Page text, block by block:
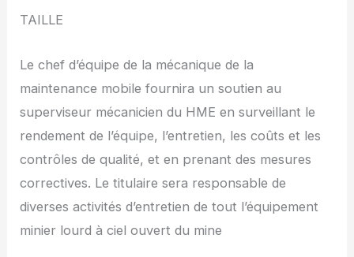
TAILLE
Le chef d’équipe de la mécanique de la
maintenance mobile fournira un soutien au
superviseur mécanicien du HME en surveillant le
rendement de l’équipe, l’entretien, les coûts et les
contrôles de qualité, et en prenant des mesures
correctives. Le titulaire sera responsable de
diverses activités d’entretien de tout l’équipement
minier lourd à ciel ouvert du mine